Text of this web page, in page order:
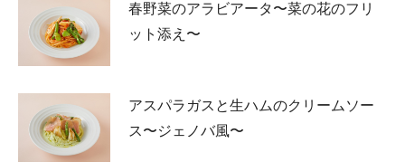
春野菜のアラビアータ〜菜の花のフリ
ット添え〜
アスパラガスと生ハムのクリームソー
ス〜ジェノバ風〜